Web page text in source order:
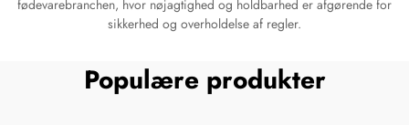
fødevarebranchen, hvor nøjagtighed og holdbarhed er afgørende for
sikkerhed og overholdelse af regler.
Populære produkter